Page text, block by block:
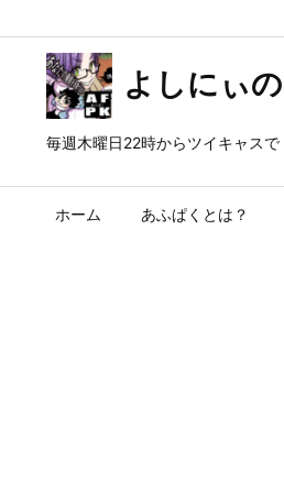
よしにぃ
毎週木曜日22時からツイキャス
ホーム あふぱくとは？